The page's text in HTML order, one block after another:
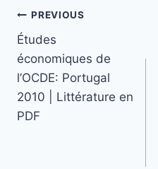
PREVIOUS
Études
économiques de
l’OCDE: Portugal
2010 | Littérature en
PDF